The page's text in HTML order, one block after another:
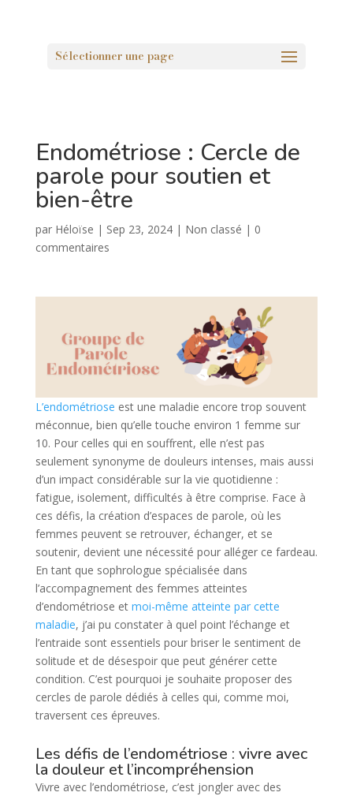
Sélectionner une page
Endométriose : Cercle de
parole pour soutien et
bien-être
par Héloïse | Sep 23, 2024| Non classé | 0
commentaires
L’endométriose est une maladie encore trop souvent
méconnue, bien qu’elle touche environ 1 femme sur
10. Pour celles qui en souffrent, elle n’est pas
seulement synonyme de douleurs intenses, mais aussi
d’un impact considérable sur la vie quotidienne :
fatigue, isolement, difficultés à être comprise. Face à
ces défis, la création d’espaces de parole, où les
femmes peuvent se retrouver, échanger, et se
soutenir, devient une nécessité pour alléger ce fardeau.
En tant que sophrologue spécialisée dans
l’accompagnement des femmes atteintes
d’endométriose et moi-même atteinte par cette
maladie, j’ai pu constater à quel point l’échange et
l’entraide sont essentiels pour briser le sentiment de
solitude et de désespoir que peut générer cette
condition. C’est pourquoi je souhaite proposer des
cercles de parole dédiés à celles qui, comme moi,
traversent ces épreuves.
Les défis de l’endométriose : vivre avec
la douleur et l’incompréhension
Vivre avec l’endométriose, c’est jongler avec des